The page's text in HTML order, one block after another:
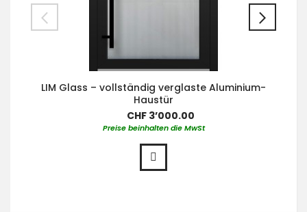
LIM Glass – vollständig verglaste Aluminium-
Haustür
CHF 3’000.00
Preise beinhalten die MwSt